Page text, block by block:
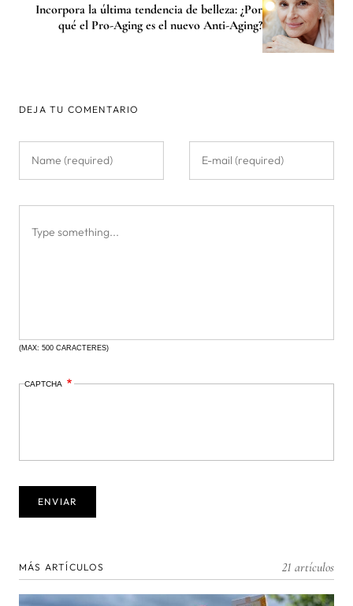
Incorpora la última tendencia de belleza: ¿Por
qué el Pro-Aging es el nuevo Anti-Aging?
DEJA TU COMENTARIO
(MAX: 500 CARACTERES)
CAPTCHA
MÁS ARTÍCULOS 21 artículos